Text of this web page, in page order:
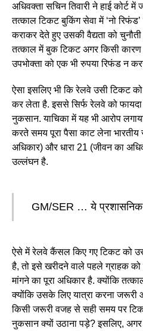
अधिवक्ता सचिन तिवारी ने हाई कोर्ट
तत्काल टिकट बुकिंग सेवा में ‘नो
कराकर देते हुए उसकी वैद्यता को चुनौती
तत्काल में बुक टिकट अगर किसी कारण
उपभोक्ता को एक भी रुपया रिफंड न
ऐसा इसलिए भी कि रेलवे उसी टिकट
कर लेता है. इससे सिर्फ रेलवे को फायदा
नुकसान. याचिका में यह भी आरोप
करते समय पूरा पैसा काट लेना भारतीय
अधिकार) और धारा 21 (जीवन का
उल्लंघन है.
GM/SER … ये प्रशासनिक
ऐसे में रेलवे कैंसल किए गए टिकट को
है, तो इसे खरीदने वाले पहले ग्राहक को
मांगने का पूरा अधिकार है. क्योंकि
क्योंकि उसके लिए यात्रा करना जरूरी
किसी जरूरी वजह से सही समय पर
नुकसान क्यों उठाना पड़े? इसलिए, अगर